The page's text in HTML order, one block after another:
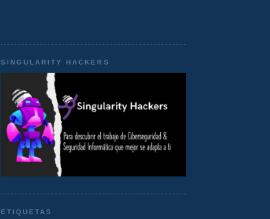
SINGULARITY HACKERS
ETIQUETAS